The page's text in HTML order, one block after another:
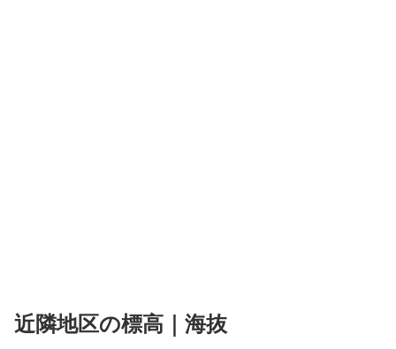
近隣地区の標高｜海抜